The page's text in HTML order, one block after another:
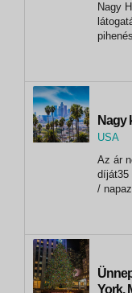
Nagy
Nagy
USA
New
Az ár
díját35
/
York,